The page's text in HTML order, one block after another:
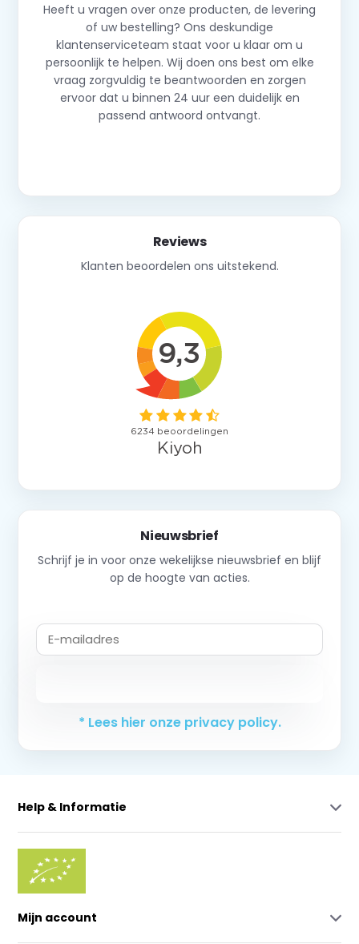
Heeft u vragen over onze producten, de levering
of uw bestelling? Ons deskundige
klantenserviceteam staat voor u klaar om u
persoonlijk te helpen. Wij doen ons best om elke
vraag zorgvuldig te beantwoorden en zorgen
ervoor dat u binnen 24 uur een duidelijk en
passend antwoord ontvangt.
Reviews
Klanten beoordelen ons uitstekend.
Nieuwsbrief
Schrijf je in voor onze wekelijkse nieuwsbrief en blijf
op de hoogte van acties.
* Lees hier onze privacy policy.
Help & Informatie
Mijn account